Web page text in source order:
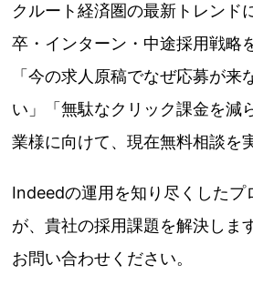
クルート経済圏の最新トレンド
卒・インターン・中途採用戦略
「今の求人原稿でなぜ応募が来
い」「無駄なクリック課金を減
業様に向けて、現在無料相談を
Indeedの運用を知り尽くしたプ
が、貴社の採用課題を解決しま
お問い合わせください。